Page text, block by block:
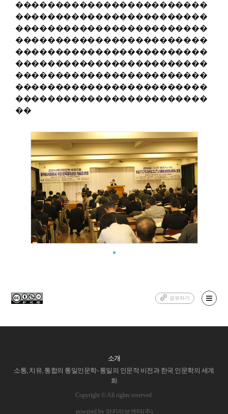
������������������������
������������������������
������������������������
������������������������
������������������������
������������������������
������������������������
������������������������
������������������������
��
공유하기
소개
소통, 치유, 통합의 통일인문학- 통일의 인문적 비전과 한국 인문학의 세계
화
Copyright © All rights reserved.
powered by 아카이브센터(주)